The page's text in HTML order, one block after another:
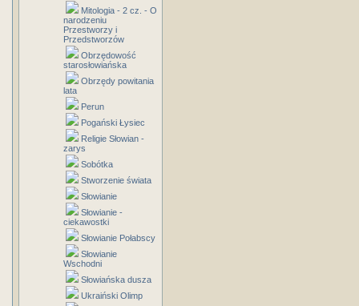
Mitologia - 2 cz. - O
narodzeniu
Przestworzy i
Przedstworzów
Obrzędowość
starosłowiańska
Obrzędy powitania
lata
Perun
Pogański Łysiec
Religie Słowian -
zarys
Sobótka
Stworzenie świata
Słowianie
Słowianie -
ciekawostki
Słowianie Połabscy
Słowianie
Wschodni
Słowiańska dusza
Ukraiński Olimp